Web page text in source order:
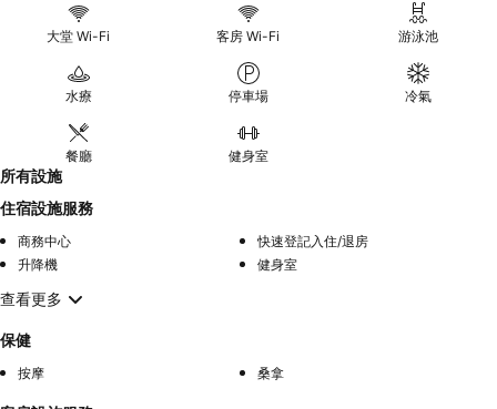
大堂 Wi-Fi 客房 Wi-Fi 游泳池
水療 停車場 冷氣
餐廳 健身室
所有設施
住宿設施服務
商務中心
快速登記入住/退房
升降機
健身室
查看更多
保健
按摩 桑拿